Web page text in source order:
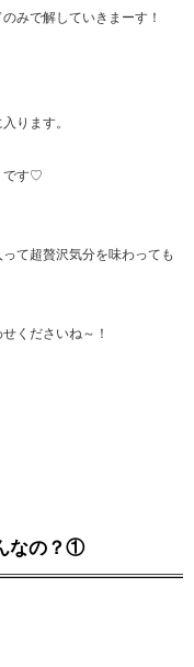
みで解していきまーす！
ります。
です♡
て超贅沢気分を味わっても
くださいね～！
なの？①